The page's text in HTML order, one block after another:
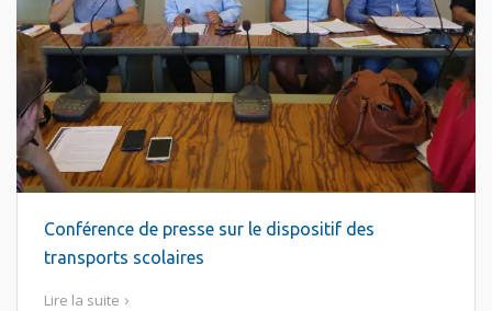
Conférence de presse sur le dispositif des
transports scolaires
Lire la suite